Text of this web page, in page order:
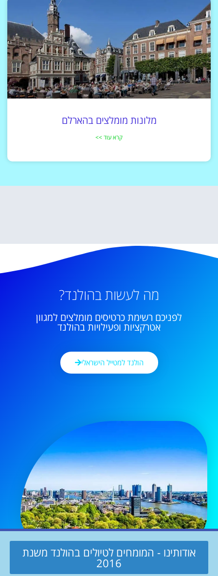
מלונות מומלצים בהארלם
קרא עוד >>
מה לעשות בהולנד?
לפניכם רשימת כרטיסים מומלצים למגוון
אטרקציות ופעילויות בהולנד
הולנד למטייל הישראלי
אודותינו - המומחים לטיולים בהולנד משנת
2016